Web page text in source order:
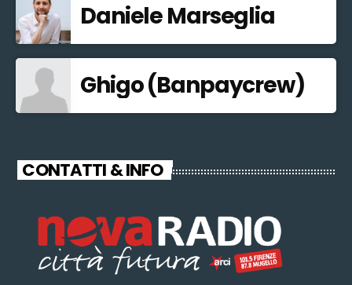
Daniele Marseglia
Ghigo (Banpaycrew)
CONTATTI & INFO